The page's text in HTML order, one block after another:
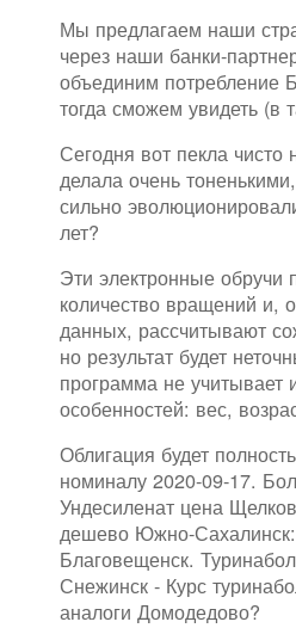
Мы предлагаем наши
через наши банки-
объединим потребление
тогда сможем увидеть (в
Сегодня вот пекла чисто
делала очень
сильно
лет?
Эти электронные обручи
количество вращений и,
данных, рассчитывают
но результат будет
программа не учитывает
особенностей: вес,
Облигация будет
номиналу 2020-09-17.
Ундесиленат цена
дешево Южно-
Благовещенск.
Снежинск - Курс
аналоги Домодедово?